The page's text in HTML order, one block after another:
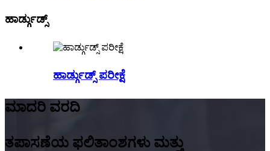
ಹಾರ್ಡ್ಗುಡ್ಸ್
ಹಾರ್ಡ್ಗುಡ್ಸ್ ಪರೀಕ್ಷೆ
ಮಾದರಿ ವರದಿ
ತಪಾಸಣೆಯ ಫಲಿತಾಂಶಗಳು ಮತ್ತು